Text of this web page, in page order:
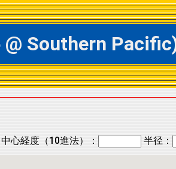
@ Southern
中心経度（10進法）： 半径：